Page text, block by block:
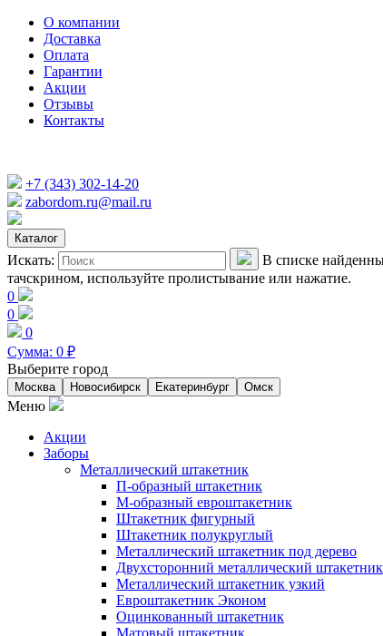
О компании
Доставка
Оплата
Гарантии
Акции
Отзывы
Контакты
+7 (343) 302-14-20
zabordom.ru@mail.ru
Каталог
Искать:
В списке
тачскрином, используйте пролистывание или нажатие.
0
0
0
Сумма: 0 ₽
Выберите город
Москва Новосибирск Екатеринбург Омск
Меню
Акции
Заборы
Металлический штакетник
П-образный штакетник
М-образный евроштакетник
Штакетник фигурный
Штакетник полукруглый
Металлический штакетник под дерево
Двухсторонний металлический штакетник
Металлический штакетник узкий
Евроштакетник Эконом
Оцинкованный штакетник
Матовый штакетник